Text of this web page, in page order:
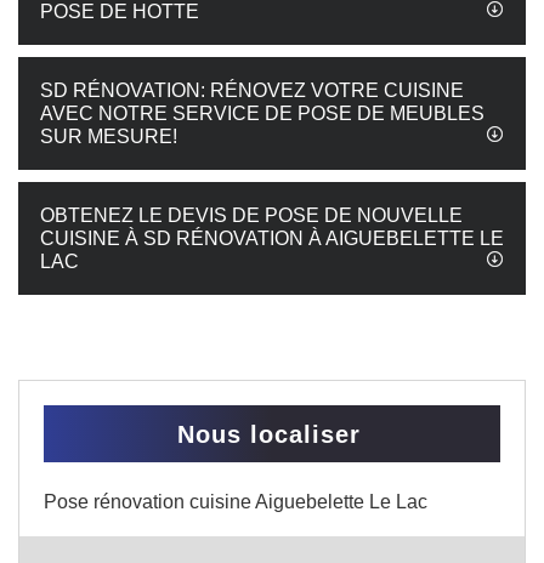
POSE DE HOTTE
SD RÉNOVATION: RÉNOVEZ VOTRE CUISINE
AVEC NOTRE SERVICE DE POSE DE MEUBLES
SUR MESURE!
OBTENEZ LE DEVIS DE POSE DE NOUVELLE
CUISINE À SD RÉNOVATION À AIGUEBELETTE LE
LAC
Nous localiser
Pose rénovation cuisine Aiguebelette Le Lac